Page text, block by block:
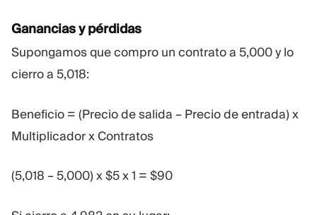
Ganancias y pérdidas
Supongamos que compro un contrato a 5,000 y lo
cierro a 5,018:
Beneficio = (Precio de salida – Precio de entrada) x
Multiplicador x Contratos
(5,018 – 5,000) x $5 x 1 = $90